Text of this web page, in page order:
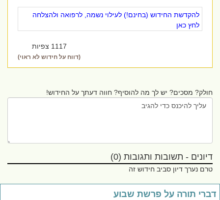
להקדשת החידוש (בחינם!) לעילוי נשמה, לרפואה ולהצלחה
לחץ כאן
1117 צפיות
(דווח על חידוש לא ראוי)
חולק? מסכים? יש לך מה להוסיף? חווה דעתך על החידוש!
דיונים - תשובות ותגובות (0)
טרם נערך דיון סביב חידוש זה
תורה על פרשת שבוע